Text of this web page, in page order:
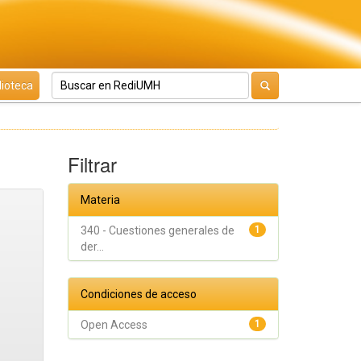
Filtrar
Materia
1
340 - Cuestiones generales de
der...
Condiciones de acceso
1
Open Access